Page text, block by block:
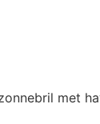
met